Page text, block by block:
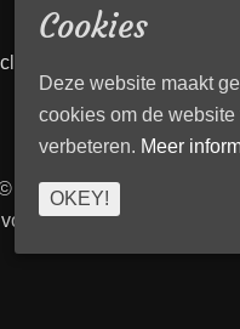
2026Transport
| TBVenlo
Cookies
Deze website maakt
cookies om de website
verbeteren. Meer
OKEY!